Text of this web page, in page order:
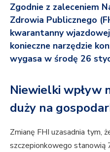
Zgodnie z zaleceniem
Zdrowia Publicznego
kwarantanny
konieczne narzędzie
wygasa w środę 26
Niewielki wpływ
duży na
Zmianę FHI uzasadnia tym,
szczepionkowego stanowią